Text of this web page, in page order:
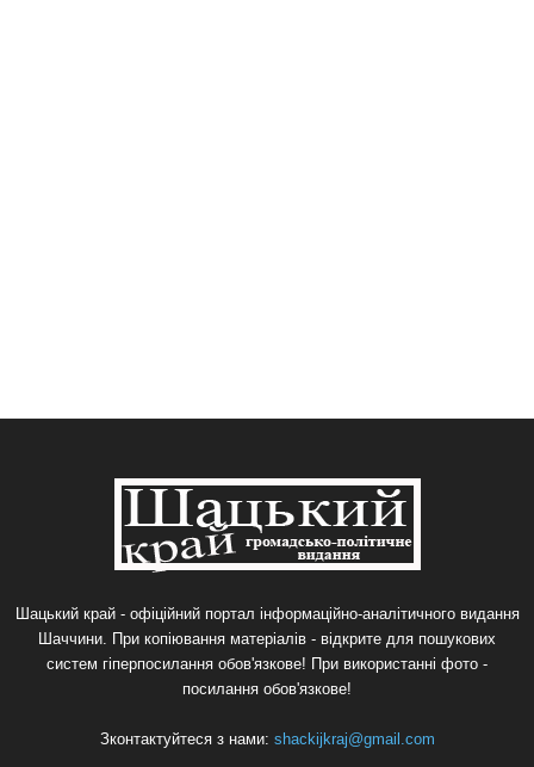
Шацький край - офіційний портал інформаційно-аналітичного видання
Шаччини. При копіювання матеріалів - відкрите для пошукових
систем гіперпосилання обов'язкове! При використанні фото -
посилання обов'язкове!
Зконтактуйтеся з нами: shackijkraj@gmail.com